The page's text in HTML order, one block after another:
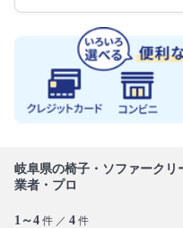
岐阜県の椅子・ソファークリ
業者・プロ
1～4 件 ／ 4 件